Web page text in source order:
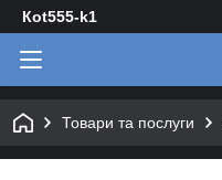
Кot555-k1
Товари та послуги